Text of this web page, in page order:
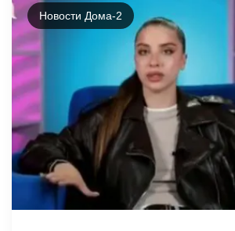
Новости Дома-2